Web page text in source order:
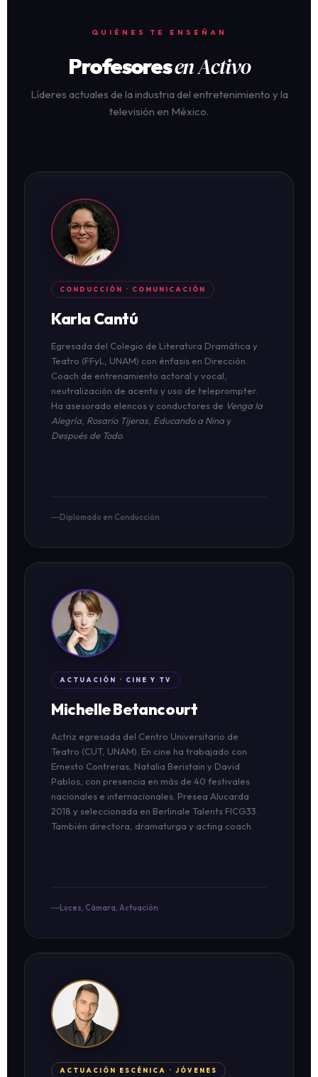
QUIÉNES TE ENSEÑAN
Profesoresen Activo
Líderes actuales de la industria del entretenimiento y la
televisión en México.
CONDUCCIÓN · COMUNICACIÓN
Karla Cantú
Egresada del Colegio de Literatura Dramática y
Teatro (FFyL, UNAM) con énfasis en Dirección.
Coach de entrenamiento actoral y vocal,
neutralización de acento y uso de teleprompter.
Ha asesorado elencos y conductores de Venga la
Alegría Rosario Tijeras Educando a Ninay
Después de Todo.
Diplomado en Conducción
ACTUACIÓN · CINE Y TV
Michelle Betancourt
Actriz egresada del Centro Universitario de
Teatro (CUT, UNAM). En cine ha trabajado con
Ernesto Contreras, Natalia Beristain y David
Pablos, con presencia en más de 40 festivales
nacionales e internacionales. Presea Alucarda
2018 y seleccionada en Berlinale Talents FICG33.
También directora, dramaturga y acting coach.
Luces, Cámara, Actuación
ACTUACIÓN ESCÉNICA · JÓVENES